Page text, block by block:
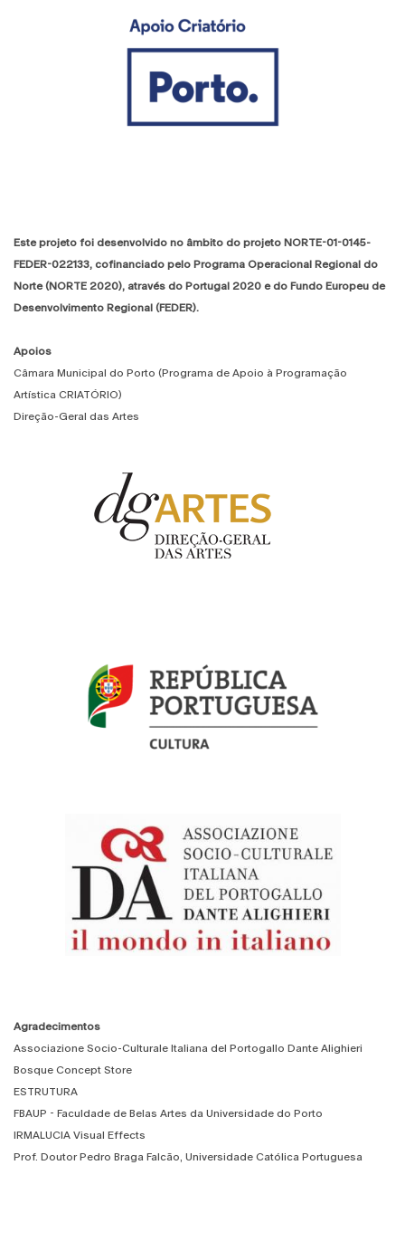
Este projeto foi desenvolvido no âmbito do projeto NORTE-01-0145-
FEDER-022133, cofinanciado pelo Programa Operacional Regional do
Norte (NORTE 2020), através do Portugal 2020 e do Fundo Europeu de
Desenvolvimento Regional (FEDER).
Apoios
Câmara Municipal do Porto (Programa de Apoio à Programação
Artística CRIATÓRIO)
Direção-Geral das Artes
Agradecimentos
Associazione Socio-Culturale Italiana del Portogallo Dante Alighieri
Bosque Concept Store
ESTRUTURA
FBAUP - Faculdade de Belas Artes da Universidade do Porto
IRMALUCIA Visual Effects
Prof. Doutor Pedro Braga Falcão, Universidade Católica Portuguesa